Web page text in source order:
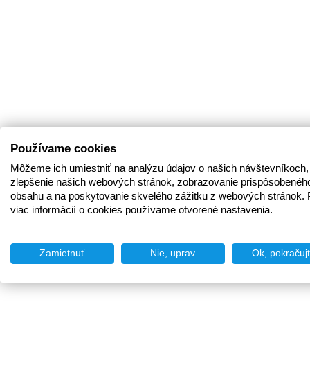
Používame cookies
Môžeme ich umiestniť na analýzu údajov o našich
zlepšenie našich webových stránok, zobrazovanie
obsahu a na poskytovanie skvelého zážitku z webových stránok.
viac informácií o cookies používame otvorené nastavenia.
Zamietnuť Nie, uprav Ok,